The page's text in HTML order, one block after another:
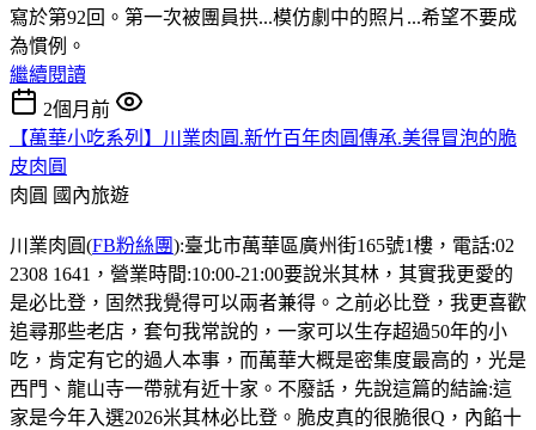
寫於第92回。第一次被團員拱...模仿劇中的照片...希望不要成
為慣例。
繼續閱讀
2個月前
【萬華小吃系列】川業肉圓.新竹百年肉圓傳承.美得冒泡的脆
皮肉圓
肉圓 國內旅遊
川業肉圓(FB粉絲團):臺北市萬華區廣州街165號1樓，電話:02
2308 1641，營業時間:10:00-21:00要說米其林，其實我更愛的
是必比登，固然我覺得可以兩者兼得。之前必比登，我更喜歡
追尋那些老店，套句我常說的，一家可以生存超過50年的小
吃，肯定有它的過人本事，而萬華大概是密集度最高的，光是
西門、龍山寺一帶就有近十家。不廢話，先說這篇的結論:這
家是今年入選2026米其林必比登。脆皮真的很脆很Q，內餡十